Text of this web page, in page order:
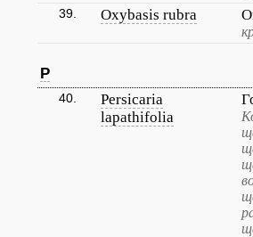
39. Oxybasis rubra
P
40.
Persicaria
lapathifolia